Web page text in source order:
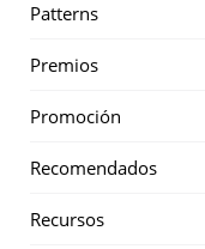
Patterns
Premios
Promoción
Recomendados
Recursos